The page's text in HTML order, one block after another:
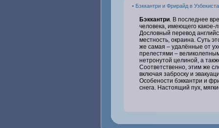
• Бэккантри и Фрирайд в
Бэккантри. В последнее
человека, имеющего какое-
Дословный перевод
местность, окраина. Суть
же самая – удалённые от
прелестями –
нетронутой целиной, а
Соответственно, этим же
включая заброску и
Особености бэккантри и
снега. Настоящий пух,